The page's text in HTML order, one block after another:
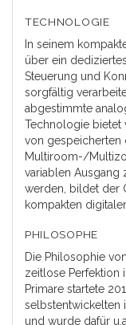
TECHNOLOGIE
In seinem
über ein
Steuerung und
sorgfältig
abgestimmte
Technologie bietet
von gespeicherten
Multiroom-/
variablen Ausgang
werden, bildet der
kompakten
PHILOSOPHE
Die Philosophie
zeitlose Perfektion
Primare startete
selbstentwickelten
und wurde dafür